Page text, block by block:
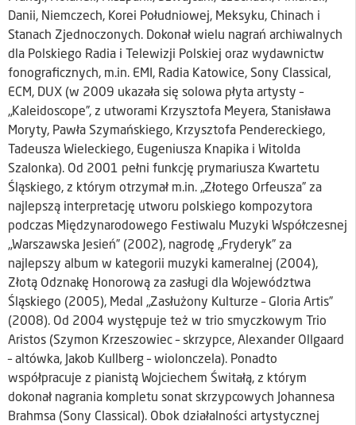
Danii, Niemczech, Korei Południowej, Meksyku, Chinach i
Stanach Zjednoczonych. Dokonał wielu nagrań archiwalnych
dla Polskiego Radia i Telewizji Polskiej oraz wydawnictw
fonograficznych, m.in. EMI, Radia Katowice, Sony Classical,
ECM, DUX (w 2009 ukazała się solowa płyta artysty –
„Kaleidoscope”, z utworami Krzysztofa Meyera, Stanisława
Moryty, Pawła Szymańskiego, Krzysztofa Pendereckiego,
Tadeusza Wieleckiego, Eugeniusza Knapika i Witolda
Szalonka). Od 2001 pełni funkcję prymariusza Kwartetu
Śląskiego, z którym otrzymał m.in. „Złotego Orfeusza” za
najlepszą interpretację utworu polskiego kompozytora
podczas Międzynarodowego Festiwalu Muzyki Współczesnej
„Warszawska Jesień” (2002), nagrodę „Fryderyk” za
najlepszy album w kategorii muzyki kameralnej (2004),
Złotą Odznakę Honorową za zasługi dla Województwa
Śląskiego (2005), Medal „Zasłużony Kulturze – Gloria Artis”
(2008). Od 2004 występuje też w trio smyczkowym Trio
Aristos (Szymon Krzeszowiec – skrzypce, Alexander Ollgaard
– altówka, Jakob Kullberg – wiolonczela). Ponadto
współpracuje z pianistą Wojciechem Świtałą, z którym
dokonał nagrania kompletu sonat skrzypcowych Johannesa
Brahmsa (Sony Classical). Obok działalności artystycznej